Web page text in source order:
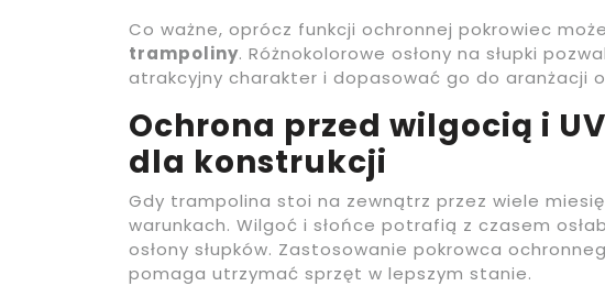
Co ważne, oprócz funkcji ochronnej pokrowiec
trampoliny. Różnokolorowe osłony na słupki
atrakcyjny charakter i dopasować go do aranżacji
Ochrona przed wilgocią i
dla konstrukcji
Gdy trampolina stoi na zewnątrz przez wiele
warunkach. Wilgoć i słońce potrafią z czasem
osłony słupków. Zastosowanie pokrowca
pomaga utrzymać sprzęt w lepszym stanie.